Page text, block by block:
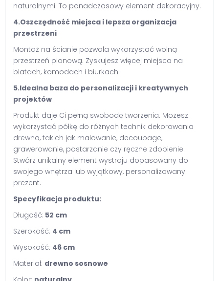
naturalnymi. To ponadczasowy element dekoracyjny.
4.Oszczędność miejsca i lepsza organizacja
przestrzeni
Montaż na ścianie pozwala wykorzystać wolną
przestrzeń pionową. Zyskujesz więcej miejsca na
blatach, komodach i biurkach.
5.Idealna baza do personalizacji i kreatywnych
projektów
Produkt daje Ci pełną swobodę tworzenia. Możesz
wykorzystać półkę do różnych technik dekorowania
drewna, takich jak malowanie, decoupage,
grawerowanie, postarzanie czy ręczne zdobienie.
Stwórz unikalny element wystroju dopasowany do
swojego wnętrza lub wyjątkowy, personalizowany
prezent.
Specyfikacja produktu:
Długość: 52 cm
Szerokość: 4 cm
Wysokość: 46 cm
Materiał: drewno sosnowe